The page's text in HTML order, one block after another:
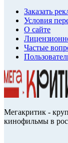
Заказать
Условия
О сайте
Частые
Мегакритик -
кинофильмы в